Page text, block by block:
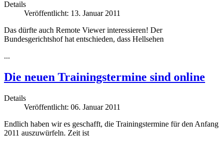
Details
Veröffentlicht: 13. Januar 2011
Das dürfte auch Remote Viewer interessieren! Der
Bundesgerichtshof hat entschieden, dass Hellsehen
...
Die neuen Trainingstermine sind online
Details
Veröffentlicht: 06. Januar 2011
Endlich haben wir es geschafft, die Trainingstermine für den Anfang
2011 auszuwürfeln. Zeit ist